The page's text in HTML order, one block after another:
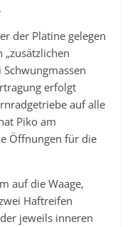
der Platine gelegen
Schwungmassen
erfolgt
auf alle
Piko am
Öffnungen für die
auf die Waage,
Haftreifen
jeweils inneren